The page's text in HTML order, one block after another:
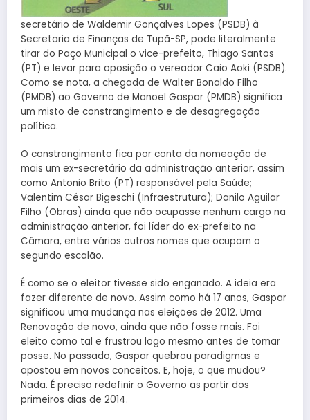
secretário de Waldemir Gonçalves Lopes (PSDB) à
Secretaria de Finanças de Tupã-SP, pode literalmente
tirar do Paço Municipal o vice-prefeito, Thiago Santos
(PT) e levar para oposição o vereador Caio Aoki (PSDB).
Como se nota, a chegada de Walter Bonaldo Filho
(PMDB) ao Governo de Manoel Gaspar (PMDB) significa
um misto de constrangimento e de desagregação
política.
O constrangimento fica por conta da nomeação de
mais um ex-secretário da administração anterior, assim
como Antonio Brito (PT) responsável pela Saúde;
Valentim César Bigeschi (Infraestrutura); Danilo Aguilar
Filho (Obras) ainda que não ocupasse nenhum cargo na
administração anterior, foi líder do ex-prefeito na
Câmara, entre vários outros nomes que ocupam o
segundo escalão.
É como se o eleitor tivesse sido enganado. A ideia era
fazer diferente de novo. Assim como há 17 anos, Gaspar
significou uma mudança nas eleições de 2012. Uma
Renovação de novo, ainda que não fosse mais. Foi
eleito como tal e frustrou logo mesmo antes de tomar
posse. No passado, Gaspar quebrou paradigmas e
apostou em novos conceitos. E, hoje, o que mudou?
Nada. É preciso redefinir o Governo as partir dos
primeiros dias de 2014.